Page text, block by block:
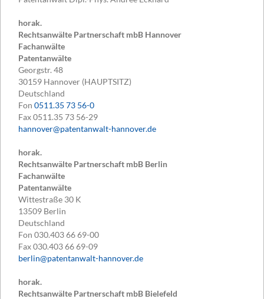
horak.
Rechtsanwälte Partnerschaft mbB Hannover
Fachanwälte
Patentanwälte
Georgstr. 48
30159 Hannover (HAUPTSITZ)
Deutschland
Fon 0511.35 73 56-0
Fax0511.35 73 56-29
hannover@patentanwalt-hannover.de
horak.
Rechtsanwälte Partnerschaft mbB Berlin
Fachanwälte
Patentanwälte
Wittestraße 30 K
13509 Berlin
Deutschland
Fon 030.403 66 69-00
Fax030.403 66 69-09
berlin@patentanwalt-hannover.de
horak.
Rechtsanwälte Partnerschaft mbB Bielefeld